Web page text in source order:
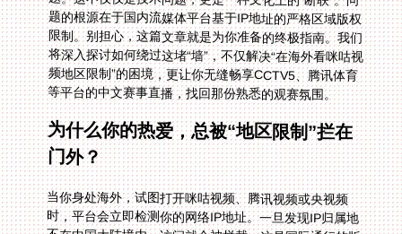
等平台的中文赛事直播，找回那份熟悉的观赛氛围。
为什么你的热爱，总被“地区限制”拦在
门外？
当你身处海外，试图打开咪咕视频、腾讯视频或央视频
时，平台会立即检测你的网络IP地址。一旦发现IP归属地
不在中国大陆境内，访问就会被拦截。这是国际通行的版
权保护措施，但对于我们这些只想听听乡音、看看国内直